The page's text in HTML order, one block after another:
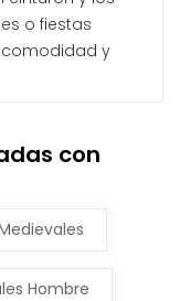
o fiestas
comodidad y
con
Hombre